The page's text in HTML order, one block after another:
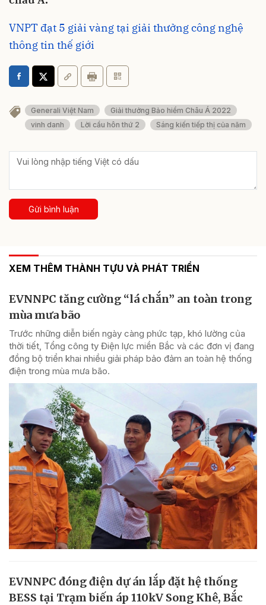
VNPT đạt 5 giải vàng tại giải thưởng công nghệ
thông tin thế giới
Generali Việt Nam
Giải thưởng Bảo hiểm Châu Á 2022
vinh danh
Lời cầu hôn thứ 2 Sáng kiến tiếp thị của năm
Gửi bình luận
XEM THÊM THÀNH TỰU VÀ PHÁT TRIỂN
EVNNPC tăng cường “lá chắn” an toàn trong
mùa mưa bão
Trước những diễn biến ngày càng phức tạp, khó lường của
thời tiết, Tổng công ty Điện lực miền Bắc và các đơn vị đang
đồng bộ triển khai nhiều giải pháp bảo đảm an toàn hệ thống
điện trong mùa mưa bão.
EVNNPC đóng điện dự án lắp đặt hệ thống
BESS tại Trạm biến áp 110kV Song Khê, Bắc